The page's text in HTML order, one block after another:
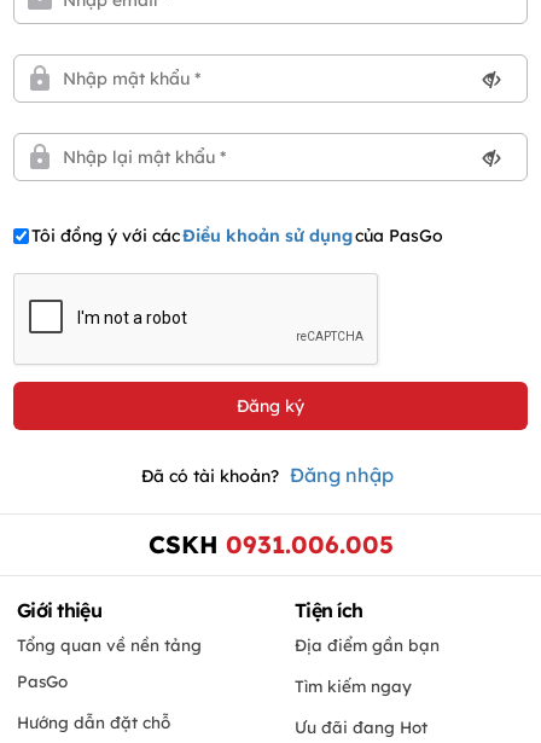
Tôi đồng ý với cácĐiều khoản sử dụngcủa PasGo
Đã có tài khoản? Đăng nhập
CSKH 0931.006.005
Giới thiệu
Tổng quan về nền tảng
PasGo
Hướng dẫn đặt chỗ
Tiện ích
Địa điểm gần bạn
Tìm kiếm ngay
Ưu đãi đang Hot